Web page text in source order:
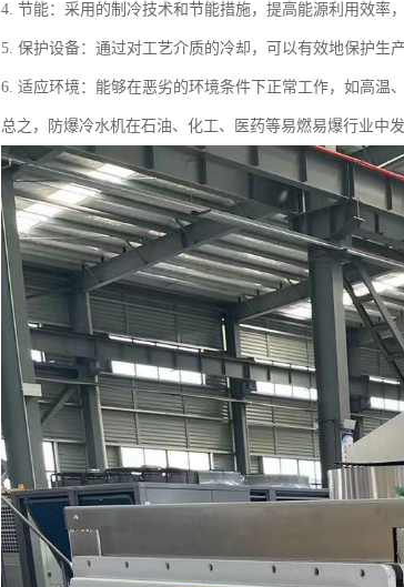
4. 节能：采用的制冷技术和节能措施，提高能源利用效率
5. 保护设备：通过对工艺介质的冷却，可以有效地保护生
6. 适应环境：能够在恶劣的环境条件下正常工作，如高温
总之，防爆冷水机在石油、化工、医药等易燃易爆行业中